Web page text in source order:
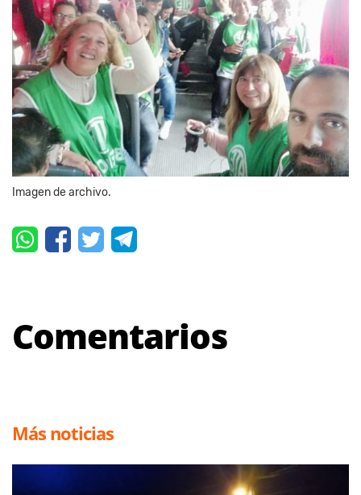
Imagen de archivo.
Comentarios
Más noticias